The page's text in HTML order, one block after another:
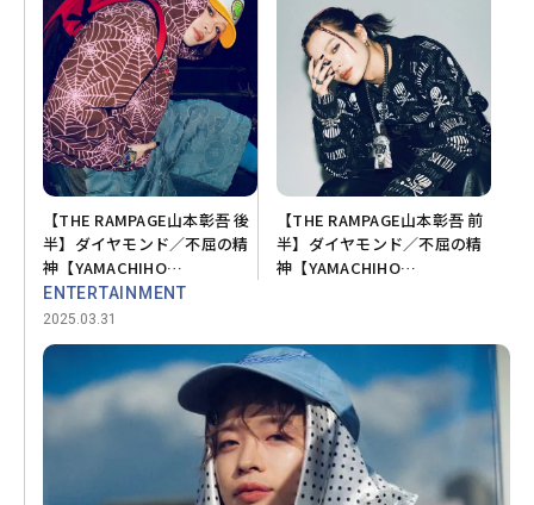
【THE RAMPAGE山本彰吾 後
半】ダイヤモンド／不屈の精
神【YAMACHIHO
STONEHENGE💎vol.04】
【THE RAMPAGE山本彰吾 前
半】ダイヤモンド／不屈の精
神【YAMACHIHO
ENTERTAINMENT
2025.03.31